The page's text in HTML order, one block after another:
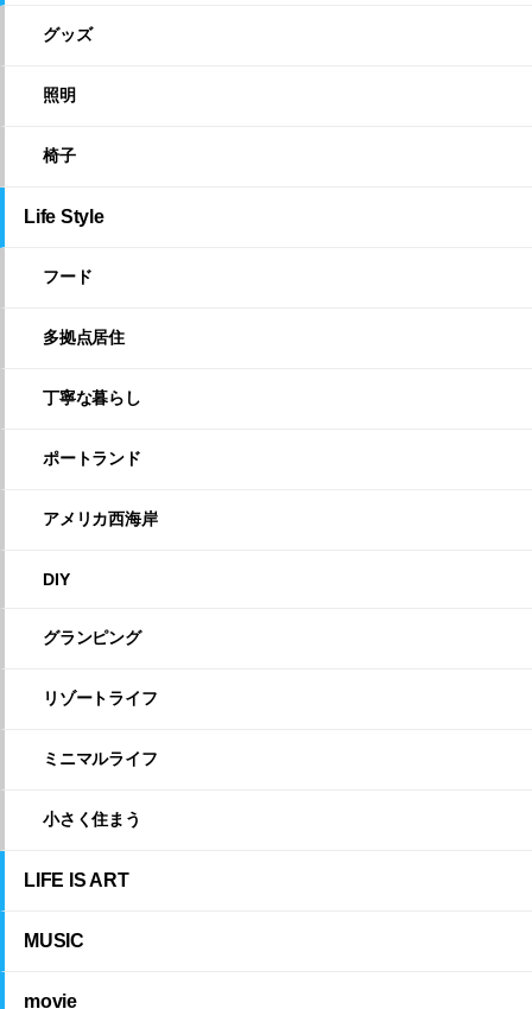
グッズ
照明
椅子
Life Style
フード
多拠点居住
丁寧な暮らし
ポートランド
アメリカ西海岸
DIY
グランピング
リゾートライフ
ミニマルライフ
小さく住まう
LIFE IS ART
MUSIC
movie